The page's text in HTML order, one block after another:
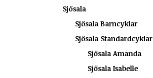
Sjösala
Sjösala Barncyklar
Sjösala Standardcyklar
Sjösala Amanda
Sjösala Isabelle